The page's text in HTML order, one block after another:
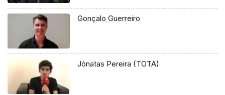
Gonçalo Guerreiro
Jónatas Pereira (TOTA)